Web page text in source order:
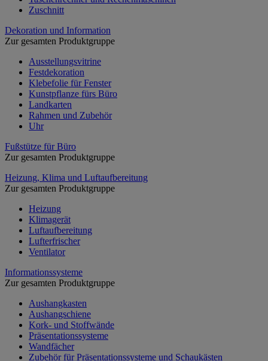
Zuschnitt
Dekoration und Information
Zur gesamten Produktgruppe
Ausstellungsvitrine
Festdekoration
Klebefolie für Fenster
Kunstpflanze fürs Büro
Landkarten
Rahmen und Zubehör
Uhr
Fußstütze für Büro
Zur gesamten Produktgruppe
Heizung, Klima und Luftaufbereitung
Zur gesamten Produktgruppe
Heizung
Klimagerät
Luftaufbereitung
Lufterfrischer
Ventilator
Informationssysteme
Zur gesamten Produktgruppe
Aushangkasten
Aushangschiene
Kork- und Stoffwände
Präsentationssysteme
Wandfächer
Zubehör für Präsentationssysteme und Schaukästen